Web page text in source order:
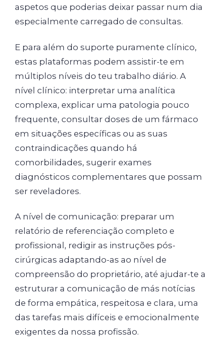
aspetos que poderias deixar passar num dia
especialmente carregado de consultas.
E para além do suporte puramente clínico,
estas plataformas podem assistir-te em
múltiplos níveis do teu trabalho diário. A
nível clínico: interpretar uma analítica
complexa, explicar uma patologia pouco
frequente, consultar doses de um fármaco
em situações específicas ou as suas
contraindicações quando há
comorbilidades, sugerir exames
diagnósticos complementares que possam
ser reveladores.
A nível de comunicação: preparar um
relatório de referenciação completo e
profissional, redigir as instruções pós-
cirúrgicas adaptando-as ao nível de
compreensão do proprietário, até ajudar-te a
estruturar a comunicação de más notícias
de forma empática, respeitosa e clara, uma
das tarefas mais difíceis e emocionalmente
exigentes da nossa profissão.